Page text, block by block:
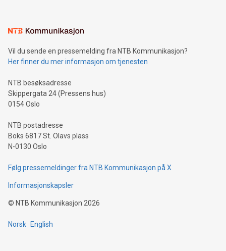
Vil du sende en pressemelding fra NTB Kommunikasjon?
Her finner du mer informasjon om tjenesten
NTB besøksadresse
Skippergata 24 (Pressens hus)
0154 Oslo
NTB postadresse
Boks 6817 St. Olavs plass
N-0130 Oslo
Følg pressemeldinger fra NTB Kommunikasjon på X
Informasjonskapsler
© NTB Kommunikasjon 2026
Norsk English